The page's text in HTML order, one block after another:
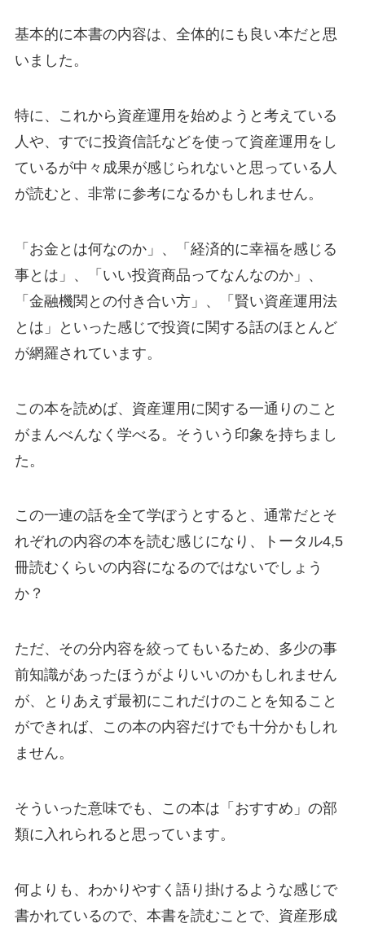
基本的に本書の内容は、全体的にも良い本だと思
いました。
特に、これから資産運用を始めようと考えている
人や、すでに投資信託などを使って資産運用をし
ているが中々成果が感じられないと思っている人
が読むと、非常に参考になるかもしれません。
「お金とは何なのか」、「経済的に幸福を感じる
事とは」、「いい投資商品ってなんなのか」、
「金融機関との付き合い方」、「賢い資産運用法
とは」といった感じで投資に関する話のほとんど
が網羅されています。
この本を読めば、資産運用に関する一通りのこと
がまんべんなく学べる。そういう印象を持ちまし
た。
この一連の話を全て学ぼうとすると、通常だとそ
れぞれの内容の本を読む感じになり、トータル4,5
冊読むくらいの内容になるのではないでしょう
か？
ただ、その分内容を絞ってもいるため、多少の事
前知識があったほうがよりいいのかもしれません
が、とりあえず最初にこれだけのことを知ること
ができれば、この本の内容だけでも十分かもしれ
ません。
そういった意味でも、この本は「おすすめ」の部
類に入れられると思っています。
何よりも、わかりやすく語り掛けるような感じで
書かれているので、本書を読むことで、資産形成